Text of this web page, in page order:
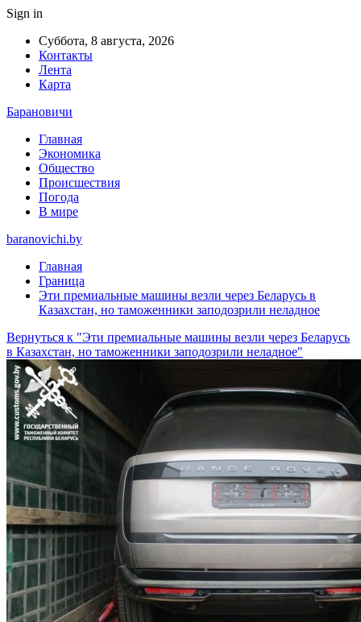
Sign in
Суббота, 8 августа, 2026
Контакты
Лента
Карта
Барановичи
Главная
Экономика
Общество
Происшествия
Погода
В мире
baranovichi.by
Главная
Граница
Эти премиальные машины везли через Беларусь в
Казахстан, но таможенники заподозрили неладное
Вернуться к "Эти премиальные машины везли через Беларусь
в Казахстан, но таможенники заподозрили неладное"